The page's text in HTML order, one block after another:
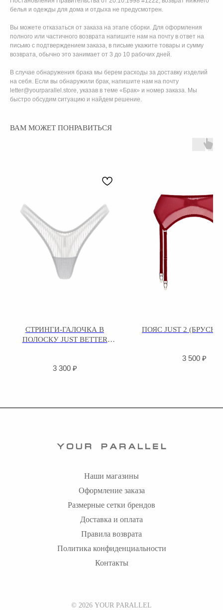
белья и одежды для дома и отдыха не предусмотрен.
Вы можете отказаться от заказа на этапе сборки. Для оформления
полного или частичного возврата напишите нам на почту в ответ на
письмо с подтверждением заказа, в письме укажите товары и сумму
возврата, обычно это занимает от 3 до 10 рабочих дней.
В случае обнаружения брака мы берем расходы за доставку изделий
на себя. Если вы обнаружили брак, напишите нам на почту
letter@yourparallel.store, указав в теме «Брак» и номер заказа. Мы
быстро обсудим ситуацию и найдем решение.
ВАМ МОЖЕТ ПОНРАВИТЬСЯ
СТРИНГИ-ГАЛОЧКА В
ПОЛОСКУ JUST BETTER
3 300 ₽
ПОЯС JUST 2
3 500 ₽
Наши магазины
Оформление заказа
Размерные сетки брендов
Доставка и оплата
Правила возврата
Политика конфиденциальности
Контакты
© 2026 YOUR PARALLEL